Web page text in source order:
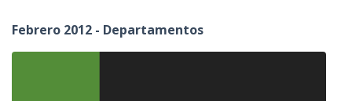
Febrero 2012 - Departamentos